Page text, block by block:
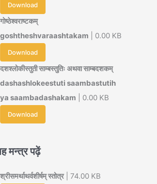
Download
गोष्ठेश्वराष्टकम्
goshtheshvaraashtakam | 0.00 KB
Download
दशश्लोकीस्तुती साम्बस्तुतिः अथवा साम्बदशकम्
dashashlokeestuti saambastutih
ya saambadashakam | 0.00 KB
Download
मन्त्र पढ़ें
श्रीसमर्थाथर्वशीर्षम् स्तोत्र| 74.00 KB